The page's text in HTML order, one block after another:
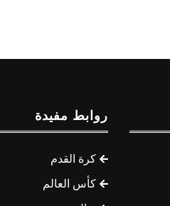
روابط مفيدة
كرة القدم
كأس العالم